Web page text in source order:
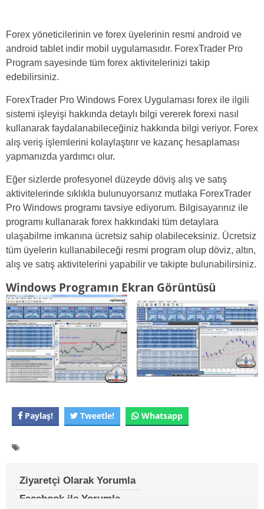
Forex yöneticilerinin ve forex üyelerinin resmi android ve
android tablet indir mobil uygulamasıdır. ForexTrader Pro
Program sayesinde tüm forex aktivitelerinizi takip
edebilirsiniz.
ForexTrader Pro Windows Forex Uygulaması forex ile ilgili
sistemi işleyişi hakkında detaylı bilgi vererek forexi nasıl
kullanarak faydalanabileceğiniz hakkında bilgi veriyor. Forex
alış veriş işlemlerini kolaylaştırır ve kazanç hesaplaması
yapmanızda yardımcı olur.
Eğer sizlerde profesyonel düzeyde döviş alış ve satış
aktivitelerinde sıklıkla bulunuyorsanız mutlaka ForexTrader
Pro Windows programı tavsiye ediyorum. Bilgisayarınız ile
programı kullanarak forex hakkındaki tüm detaylara
ulaşabilme imkanına ücretsiz sahip olabileceksiniz. Ücretsiz
tüm üyelerin kullanabileceği resmi program olup döviz, altın,
alış ve satış aktivitelerini yapabilir ve takipte bulunabilirsiniz.
Windows Programın Ekran Görüntüsü
Paylaş! Tweetle! Whatsapp
Ziyaretçi Olarak Yorumla
Facebook ile Yorumla